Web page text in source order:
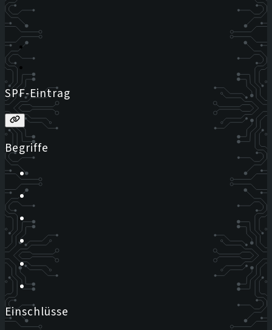
SPF-Eintrag
Begriffe
Einschlüsse